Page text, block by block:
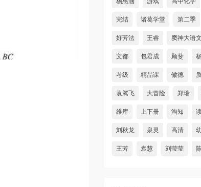
完结 诸葛学堂 第二季
好芳法 王睿 窦神大语文
文都 包君成 顾斐
考级 精品课 傲德
袁腾飞 大冒险 郑瑞
维库 上下册 淘知
刘秋龙 泉灵 高清
王芳 袁慧 刘莹莹